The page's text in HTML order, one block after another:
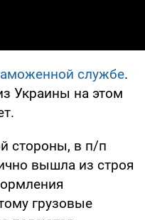
службе.
Украины на этом
стороны, в п/п
вышла из строя
грузовые